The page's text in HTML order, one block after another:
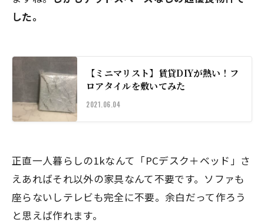
した。
【ミニマリスト】賃貸DIYが熱い！フ
ロアタイルを敷いてみた
2021.06.04
正直一人暮らしの1kなんて「PCデスク＋ベッド」さ
えあればそれ以外の家具なんて不要です。ソファも
座らないしテレビも完全に不要。余白だって作ろう
と思えば作れます。